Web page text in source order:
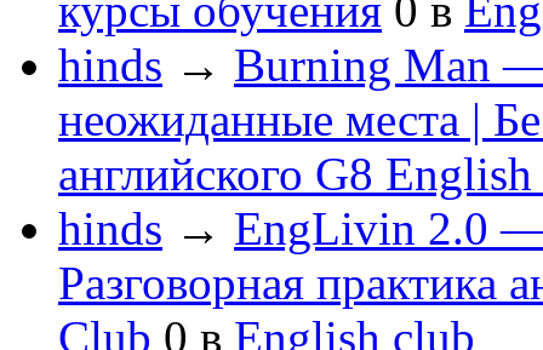
hinds → Burning Man —
неожиданные места |
английского G8
hinds → EngLivin 2.0 —
Разговорная практика
Club 0 в English club